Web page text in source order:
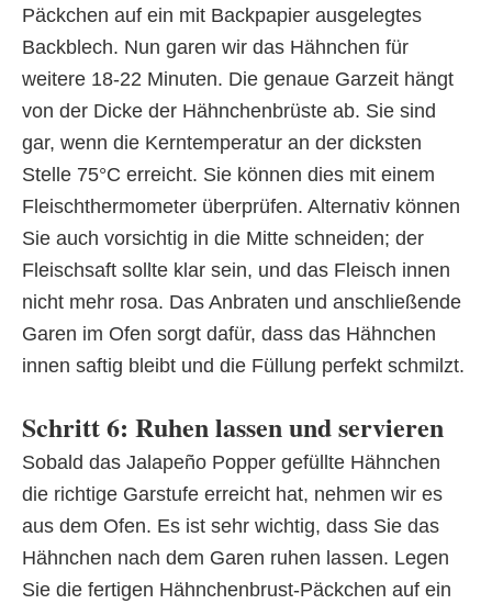
Päckchen auf ein mit Backpapier ausgelegtes
Backblech. Nun garen wir das Hähnchen für
weitere 18-22 Minuten. Die genaue Garzeit hängt
von der Dicke der Hähnchenbrüste ab. Sie sind
gar, wenn die Kerntemperatur an der dicksten
Stelle 75°C erreicht. Sie können dies mit einem
Fleischthermometer überprüfen. Alternativ können
Sie auch vorsichtig in die Mitte schneiden; der
Fleischsaft sollte klar sein, und das Fleisch innen
nicht mehr rosa. Das Anbraten und anschließende
Garen im Ofen sorgt dafür, dass das Hähnchen
innen saftig bleibt und die Füllung perfekt schmilzt.
Schritt 6: Ruhen lassen und servieren
Sobald das Jalapeño Popper gefüllte Hähnchen
die richtige Garstufe erreicht hat, nehmen wir es
aus dem Ofen. Es ist sehr wichtig, dass Sie das
Hähnchen nach dem Garen ruhen lassen. Legen
Sie die fertigen Hähnchenbrust-Päckchen auf ein